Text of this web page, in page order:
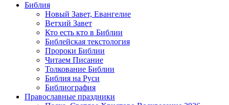
Библия
Новый Завет, Евангелие
Ветхий Завет
Кто есть кто в Библии
Библейская текстология
Пророки Библии
Читаем Писание
Толкование Библии
Библия на Руси
Библиография
Православные праздники